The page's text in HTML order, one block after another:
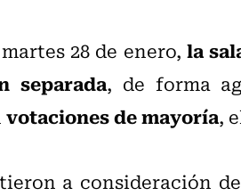
28 de enero, la
separada, de forma
votaciones de mayoría,
a consideración